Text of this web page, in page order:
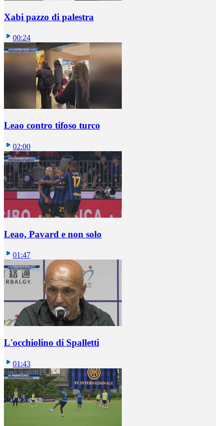
Xabi pazzo di palestra
00:24
Leao contro tifoso turco
02:00
Leao, Pavard e non solo
01:47
L'occhiolino di Spalletti
01:43